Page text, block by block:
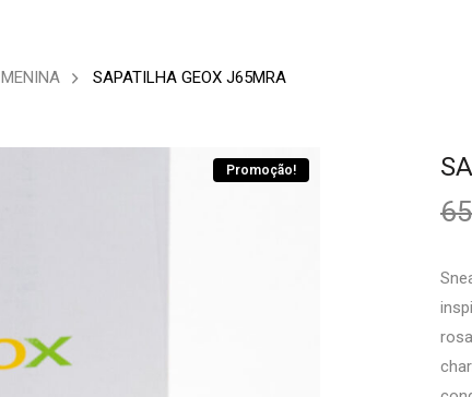
MENINA SAPATILHA GEOX J65MRA
Promoção!